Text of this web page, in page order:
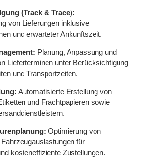
(Track & Trace):
von Lieferungen inklusive
und erwarteter Ankunftszeit.
Planung, Anpassung und
Lieferterminen unter Berücksichtigung
und Transportzeiten.
Automatisierte Erstellung von
und Frachtpapieren sowie
Optimierung von
für
kosteneffiziente Zustellungen.